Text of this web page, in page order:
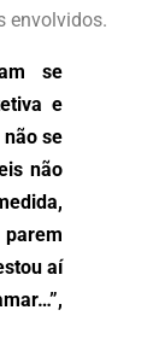
envolvidos.
se
e
se
não
aí